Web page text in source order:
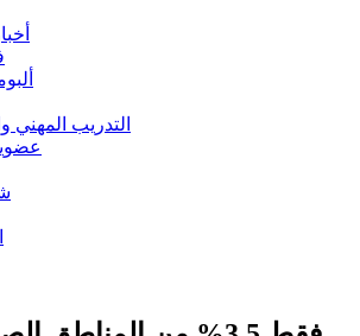
التدريب